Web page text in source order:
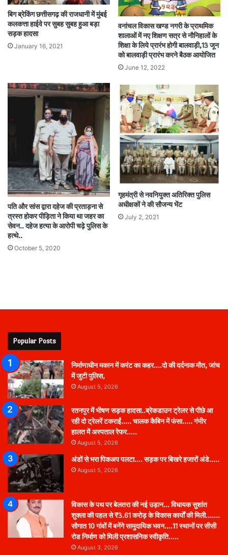
बिग ब्रेकिंग छत्तीसगढ़ की राजधानी में मुंबई
कलकत्ता हाईवे पर सुबह सुबह हुआ बड़ा
सड़क हादसा
January 16, 2021
वनांचल विकास खण्ड नगरी के प्राथमिक
शालाओं में नए शिक्षण सत्र से नौनिहालों के
शिक्षा के लिये प्रारंभ होगी बालवाड़ी,13 जून
को बालवाड़ी प्रारंभ करने बैठक आयोजित
June 12, 2022
पति और सांस द्वारा दहेज की प्रताड़ना से
त्रस्त होकर पीड़िता ने किया था जहर का
सेवन.. दहेज हत्या के आरोपी चढ़े पुलिस के
हत्थे..
October 5, 2020
गृहमंत्री से नवनियुक्त अतिरिक्त पुलिस
अधीक्षकों ने की सौजन्य भेंट
July 2, 2021
Popular Posts
निर्माणाधीन मकान में करंट का कहर….दो की दर्दनाक मौत, जांच
में जुटी पुलिस,
August 5, 2026
रतनपुर में भीषण सड़क हादसा..ब्रेकडाउन ट्रेलर से पीछे आ
रही दो ट्रेलरें टकराईं….. चालक कैबिन में फंसा….. गंभीर
हालत में अस्पताल रेफर…..
August 5, 2026
अंडों से भरा पिकअप पलटा…. सड़क पर बिखरे हजारों अंडे…..
August 5, 2026
विकास के पथ पर बेलतरा की नई उड़ान… विधायक सुशांत
शुक्ला की पहल से ₹3.61 करोड़ के विकास कार्यों की मिली…….
सौगात 10 गांवों में बनेंगे सामुदायिक भवन….11 स्थानों पर सीसी
रोड निर्माण को मिली प्रशासनिक स्वीकृति…..
August 3, 2026